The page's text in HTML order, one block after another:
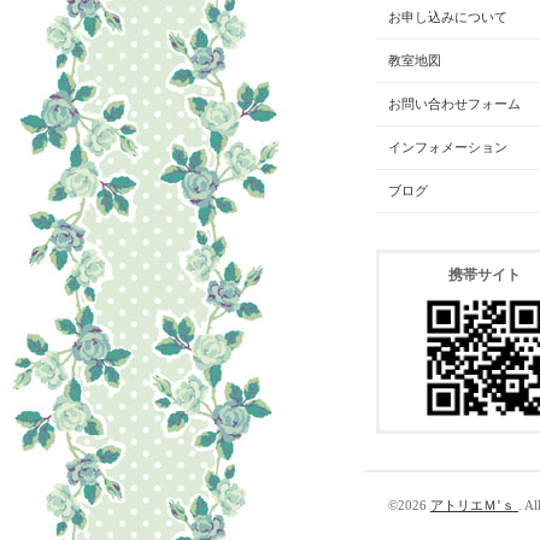
お申し込みについて
教室地図
お問い合わせフォーム
インフォメーション
ブログ
携帯サイト
©2026 アトリエＭ’ｓ .